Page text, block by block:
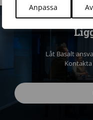
Anpassa
Låt Basalt